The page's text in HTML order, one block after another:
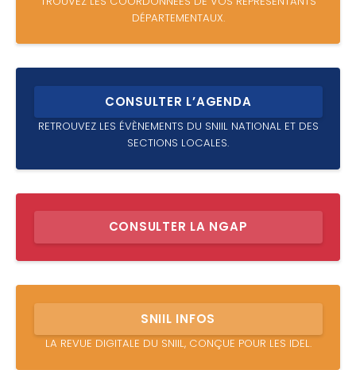
DÉPARTEMENTAUX.
CONSULTER L’AGENDA
RETROUVEZ LES ÉVÈNEMENTS DU SNIIL NATIONAL ET DES
SECTIONS LOCALES.
CONSULTER LA NGAP
SNIIL INFOS
LA REVUE DIGITALE DU SNIIL, CONÇUE POUR LES IDEL.